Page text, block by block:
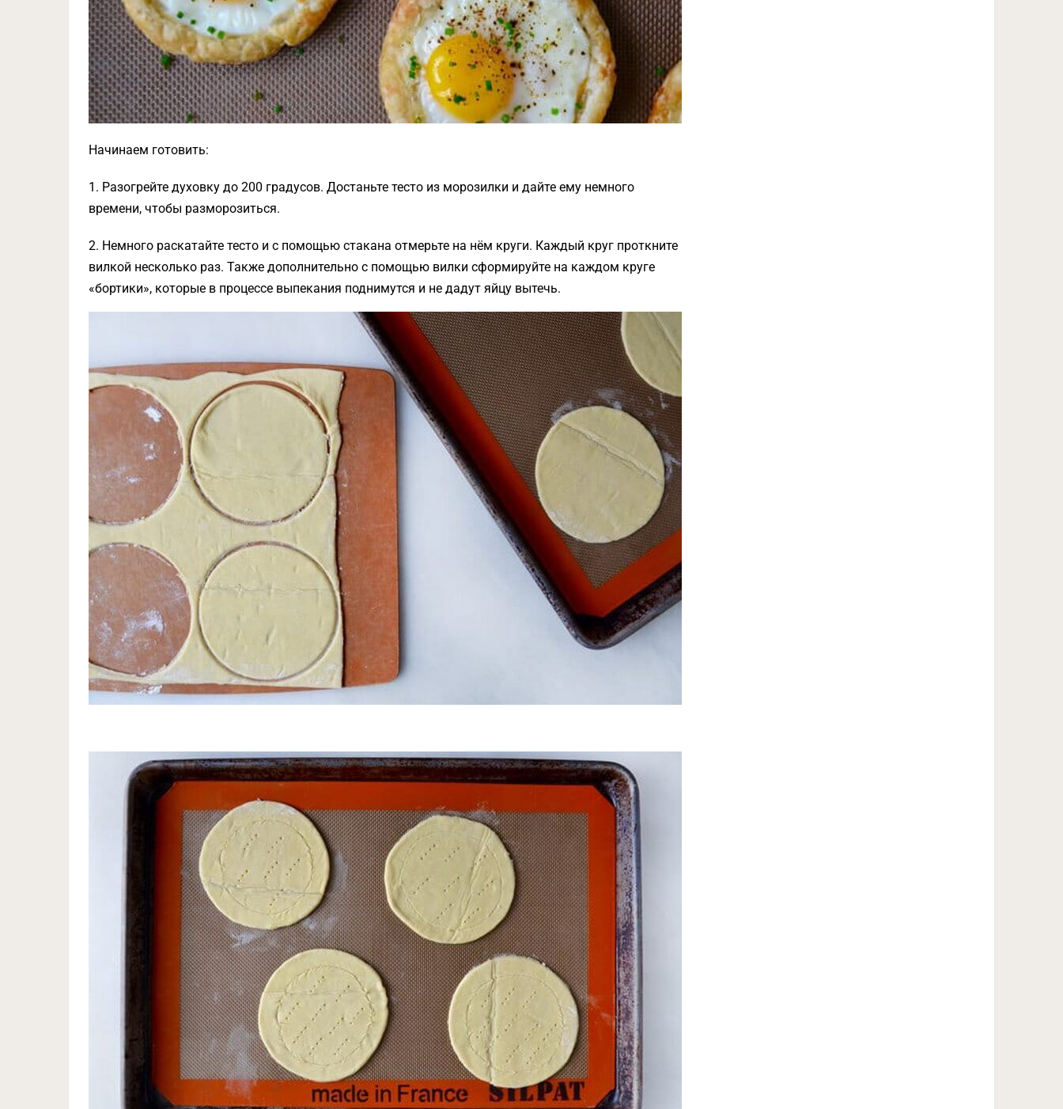
Начинаем готовить:
1. Разогрейте духовку до 200 градусов. Достаньте тесто из морозилки и дайте ему немного
времени, чтобы разморозиться.
2. Немного раскатайте тесто и с помощью стакана отмерьте на нём круги. Каждый круг проткните
вилкой несколько раз. Также дополнительно с помощью вилки сформируйте на каждом круге
«бортики», которые в процессе выпекания поднимутся и не дадут яйцу вытечь.